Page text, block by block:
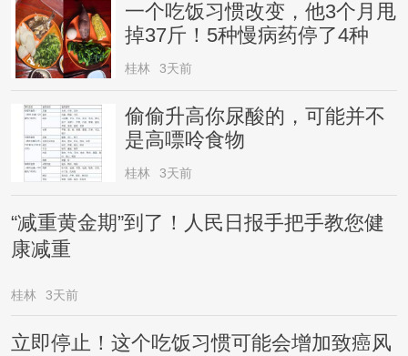
一个吃饭习惯改变，他3个月甩
掉37斤！5种慢病药停了4种
桂林 3天前
偷偷升高你尿酸的，可能并不
是高嘌呤食物
桂林 3天前
“减重黄金期”到了！人民日报手把手教您健
康减重
桂林 3天前
立即停止！这个吃饭习惯可能会增加致癌风